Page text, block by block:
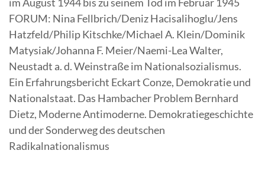
FORUM: Nina Fellbrich/Deniz Hacisalihoglu/Jens
Hatzfeld/Philip Kitschke/Michael A. Klein/Dominik
Matysiak/Johanna F. Meier/Naemi-Lea Walter,
Neustadt a. d. Weinstraße im Nationalsozialismus.
Ein Erfahrungsbericht Eckart Conze, Demokratie und
Nationalstaat. Das Hambacher Problem Bernhard
Dietz, Moderne Antimoderne. Demokratiegeschichte
und der Sonderweg des deutschen
Radikalnationalismus